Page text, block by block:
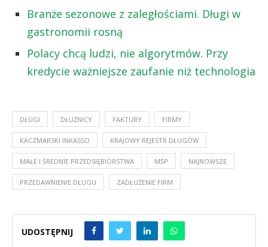
Branże sezonowe z zaległościami. Długi w
gastronomii rosną
Polacy chcą ludzi, nie algorytmów. Przy
kredycie ważniejsze zaufanie niż technologia
DŁUGI DŁUŻNICY FAKTURY FIRMY
KACZMARSKI INKASSO KRAJOWY REJESTR DŁUGÓW
MAŁE I ŚREDNIE PRZEDSIĘBIORSTWA MŚP NAJNOWSZE
PRZEDAWNIENIE DŁUGU ZADŁUŻENIE FIRM
UDOSTĘPNIJ